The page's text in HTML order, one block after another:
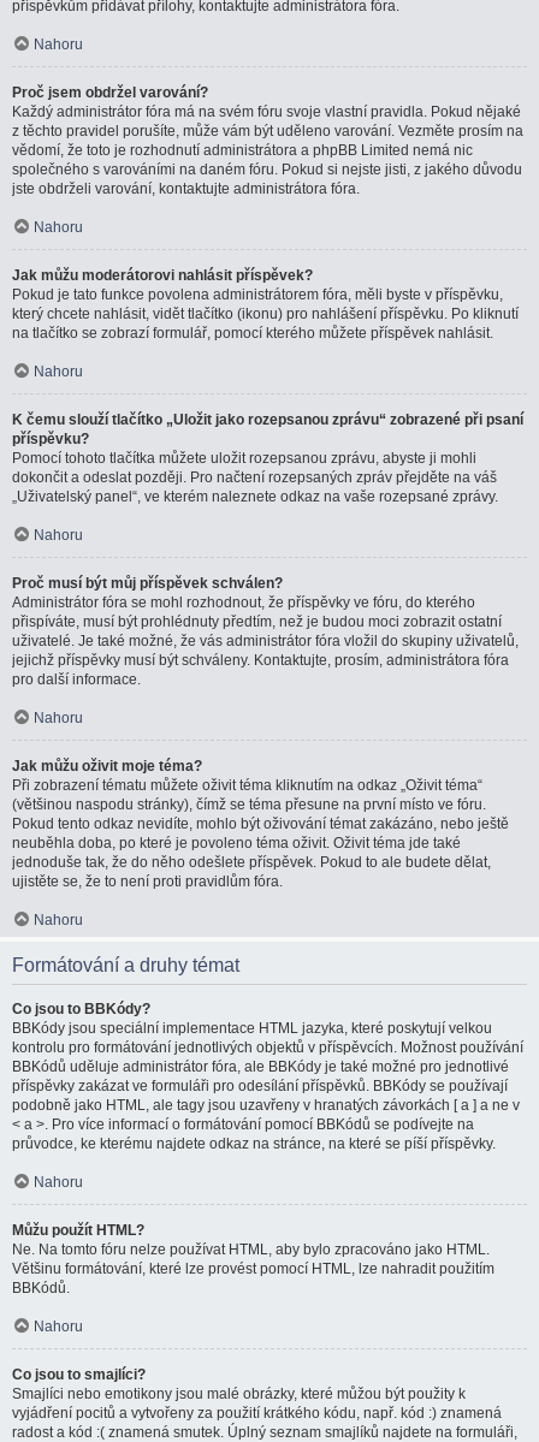
příspěvkům přidávat přílohy, kontaktujte administrátora fóra.
Nahoru
Proč jsem obdržel varování?
Každý administrátor fóra má na svém fóru svoje vlastní pravidla. Pokud nějaké
z těchto pravidel porušíte, může vám být uděleno varování. Vezměte prosím na
vědomí, že toto je rozhodnutí administrátora a phpBB Limited nemá nic
společného s varováními na daném fóru. Pokud si nejste jisti, z jakého důvodu
jste obdrželi varování, kontaktujte administrátora fóra.
Nahoru
Jak můžu moderátorovi nahlásit příspěvek?
Pokud je tato funkce povolena administrátorem fóra, měli byste v příspěvku,
který chcete nahlásit, vidět tlačítko (ikonu) pro nahlášení příspěvku. Po kliknutí
na tlačítko se zobrazí formulář, pomocí kterého můžete příspěvek nahlásit.
Nahoru
K čemu slouží tlačítko „Uložit jako rozepsanou zprávu“ zobrazené při psaní
příspěvku?
Pomocí tohoto tlačítka můžete uložit rozepsanou zprávu, abyste ji mohli
dokončit a odeslat později. Pro načtení rozepsaných zpráv přejděte na váš
„Uživatelský panel“, ve kterém naleznete odkaz na vaše rozepsané zprávy.
Nahoru
Proč musí být můj příspěvek schválen?
Administrátor fóra se mohl rozhodnout, že příspěvky ve fóru, do kterého
přispíváte, musí být prohlédnuty předtím, než je budou moci zobrazit ostatní
uživatelé. Je také možné, že vás administrátor fóra vložil do skupiny uživatelů,
jejichž příspěvky musí být schváleny. Kontaktujte, prosím, administrátora fóra
pro další informace.
Nahoru
Jak můžu oživit moje téma?
Při zobrazení tématu můžete oživit téma kliknutím na odkaz „Oživit téma“
(většinou naspodu stránky), čímž se téma přesune na první místo ve fóru.
Pokud tento odkaz nevidíte, mohlo být oživování témat zakázáno, nebo ještě
neuběhla doba, po které je povoleno téma oživit. Oživit téma jde také
jednoduše tak, že do něho odešlete příspěvek. Pokud to ale budete dělat,
ujistěte se, že to není proti pravidlům fóra.
Nahoru
Formátování a druhy témat
Co jsou to BBKódy?
BBKódy jsou speciální implementace HTML jazyka, které poskytují velkou
kontrolu pro formátování jednotlivých objektů v příspěvcích. Možnost používání
BBKódů uděluje administrátor fóra, ale BBKódy je také možné pro jednotlivé
příspěvky zakázat ve formuláři pro odesílání příspěvků. BBKódy se používají
podobně jako HTML, ale tagy jsou uzavřeny v hranatých závorkách [ a ] a ne v
< a >. Pro více informací o formátování pomocí BBKódů se podívejte na
průvodce, ke kterému najdete odkaz na stránce, na které se píší příspěvky.
Nahoru
Můžu použít HTML?
Ne. Na tomto fóru nelze používat HTML, aby bylo zpracováno jako HTML.
Většinu formátování, které lze provést pomocí HTML, lze nahradit použitím
BBKódů.
Nahoru
Co jsou to smajlíci?
Smajlíci nebo emotikony jsou malé obrázky, které můžou být použity k
vyjádření pocitů a vytvořeny za použití krátkého kódu, např. kód :) znamená
radost a kód :( znamená smutek. Úplný seznam smajlíků najdete na formuláři,